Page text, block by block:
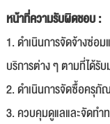
หน้าที่ความรับผิดชอบ :
1. ดำเนินการจัดจ้างซ่อ
บริการต่าง ๆ ตามที่ได้รั
2. ดำเนินการจัดซื้อครุ
3. ควบคุมดูแลและจัดทำ